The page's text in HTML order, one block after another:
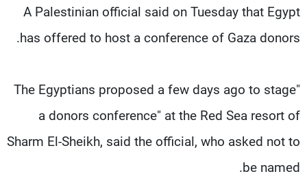
A Palestinian official said on Tuesday that Egypt
has offered to host a conference of Gaza donors.
"The Egyptians proposed a few days ago to stage
a donors conference" at the Red Sea resort of
Sharm El-Sheikh, said the official, who asked not to
be named.